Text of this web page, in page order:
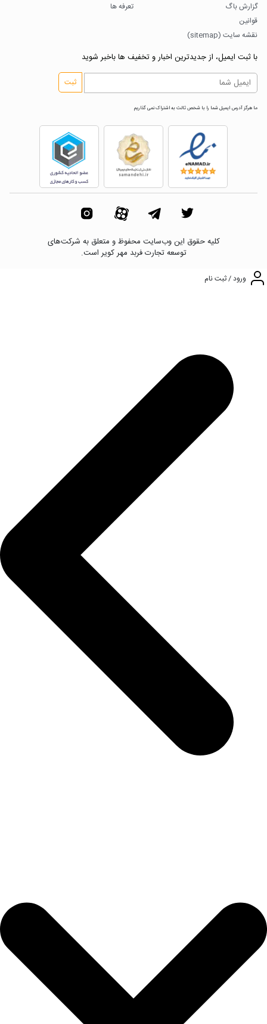
گزارش باگ
قوانین
نقشه سایت (sitemap)
تعرفه ها
با ثبت ایمیل، از جدیدترین اخبار و تخفیف ها باخبر شوید
ثبت
ما هرگز آدرس ایمیل شما را با شخص ثالث به اشتراک نمی گذاریم
کلیه حقوق این وب‌سایت محفوظ و متعلق به شرکت‌های
توسعه تجارت فربد مهر کویر است.
ورود / ثبت نام